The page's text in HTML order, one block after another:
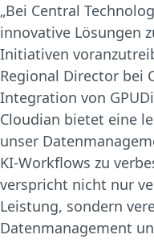
„Bei Central
innovative Lösungen
Initiativen
Regional Director bei
Integration von
Cloudian bietet eine
unser
KI-Workflows zu
verspricht nicht nur
Leistung, sondern
Datenmanagement